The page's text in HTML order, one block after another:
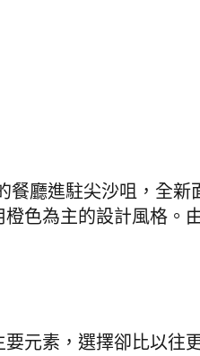
餐廳進駐尖沙咀，全新
色為主的設計風格。
元素，選擇卻比以往